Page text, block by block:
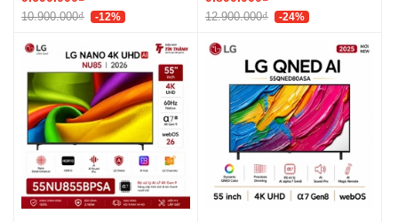
10.900.000₫ -12% 12.900.000₫ -24%